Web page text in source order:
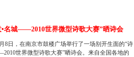
•名城——2010世界微型诗歌大赛”晒诗会
8日，在南京市鼓楼广场举行了一场别开生面的“诗
世界微型诗歌大赛”晒诗会。来自全国各地的